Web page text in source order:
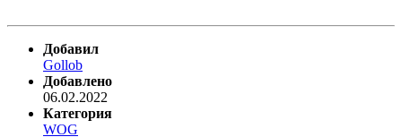
Добавил
Gollob
Добавлено
06.02.2022
Категория
WOG